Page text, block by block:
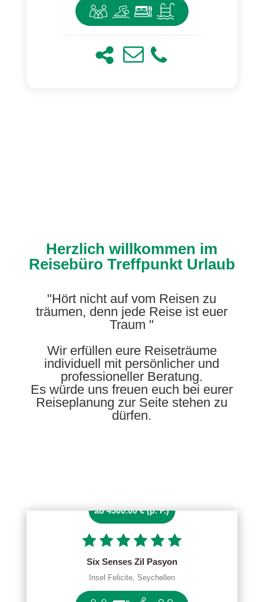
Herzlich willkommen im
Reisebüro Treffpunkt Urlaub
"Hört nicht auf vom Reisen zu
träumen, denn jede Reise ist euer
Traum "
Wir erfüllen eure Reiseträume
individuell mit persönlicher und
professioneller Beratung.
Es würde uns freuen euch bei eurer
Reiseplanung zur Seite stehen zu
dürfen.
ab 4500.00 € (p. P.)
Six Senses Zil Pasyon
Insel Felicite, Seychellen